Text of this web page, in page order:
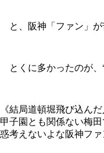
と、阪神「ファン」が
とくに多かったのが、
《結局道頓堀飛び込ん
甲子園とも関係ない梅
惑考えないよな阪神フ